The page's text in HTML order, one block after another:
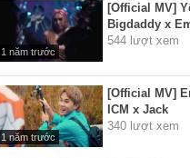
1 năm trước
[Official MV]
Bigdaddy x
544 lượt xem
1 năm trước
[Official MV]
ICM x Jack
340 lượt xem